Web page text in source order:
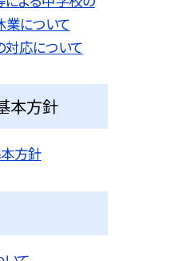
業について
応について
本方針
方針